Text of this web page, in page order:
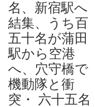
名、新宿駅へ
結集、うち百
五十名が蒲田
駅から空港
へ、穴守橋で
機動隊と衝
突・ 六十五名